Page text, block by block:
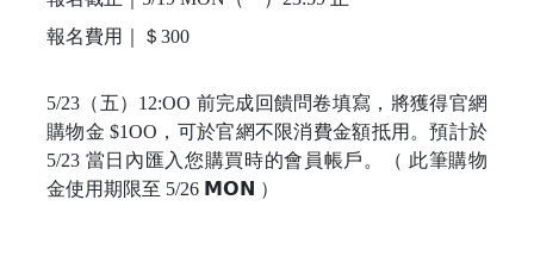
報名費用｜＄300
5/23（五）12:OO 前完成回饋問卷填寫，將獲得官網
購物金 $1OO，可於官網不限消費金額抵用。預計於
5/23 當日內匯入您購買時的會員帳戶。（ 此筆購物
金使用期限至 5/26 𝗠𝗢𝗡 ）